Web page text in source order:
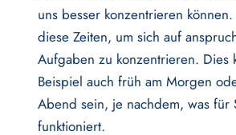
uns besser konzentrieren
diese Zeiten, um sich auf
Aufgaben zu konzentrieren. Dies
Beispiel auch früh am Morgen
Abend sein, je nachdem, was für
funktioniert.